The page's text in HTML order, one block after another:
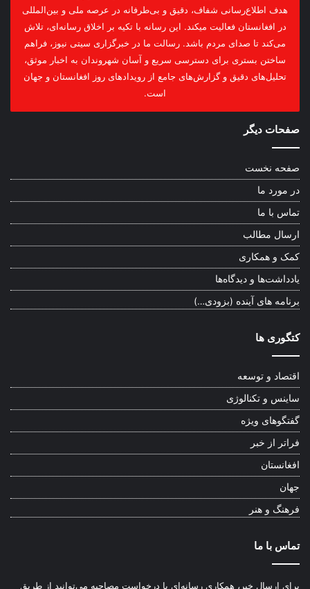
هدف اطلاع‌رسانی شفاف، دقیق و بی‌طرفانه در عرصه ملی و بین‌المللی
در افغانستان فعالیت میکند. این رسانه با تکیه بر اخلاق رسانه‌ای، تلاش
می‌کند تا صدای مردم باشد. رسالت ما در خبرگزاری سیتی نیوز، فراهم
ساختن بستری برای دسترسی سریع و آسان شهروندان به اخبار موثق،
تحلیل‌های دقیق و گزارش‌های جامع از رویدادهای روز افغانستان و جهان
است.
صفحات دیگر
صفحه نخست
در مورد ما
تماس با ما
ارسال مطالب
کمک و همکاری
یادداشت‌ها و دیدگاه‌ها
برنامه های آینده (بزودی…)
کتگوری ها
اقتصاد و توسعه
ساینس و تکنالوژی
گفتگوهای ویژه
فراتر از خبر
افغانستان
جهان
فرهنگ و هنر
تماس با ما
برای ارسال خبر، همکاری رسانه‌ای یا درخواست مصاحبه می‌توانید از طریق